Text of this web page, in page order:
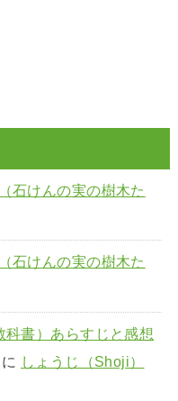
石けんの実の樹木た
石けんの実の樹木た
科書）あらすじと感想
に しょうじ（Shoji）